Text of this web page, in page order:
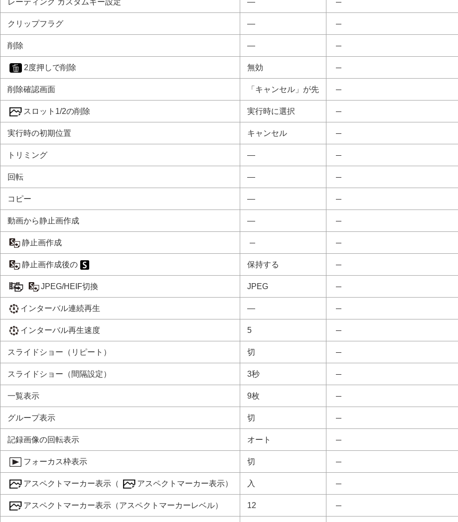
初期値一覧（
主な仕様
故障かな？と思ったら
クリップフラグ ―
削除 ―
2度押しで削除 無効
削除確認画面 「キャンセル」が先
スロット1/2の削除 実行時に選択
実行時の初期位置 キャンセル
トリミング ―
回転 ―
コピー ―
動画から静止画作成 ―
静止画作成
静止画作成後の 保持する
JPEG/HEIF切換 JPEG
インターバル連続再生 —
インターバル再生速度 5
スライドショー （ リピート ） 切
スライドショー （ 間隔設定） 3秒
一覧表示 9枚
グループ表示 切
記録画像の回転表示 オート
フォーカス枠表示 切
アスペクトマーカー表示（ アスペクトマーカー表示） 入
アスペクトマーカー表示（アスペクトマーカーレベル） 12